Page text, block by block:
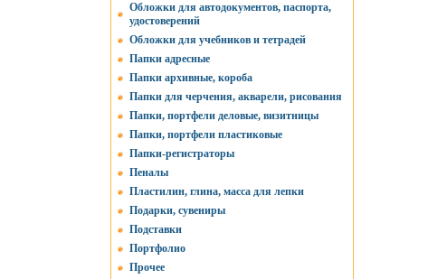
Обложки для автодокументов, паспорта,
удостоверений
Обложки для учебников и тетрадей
Папки адресные
Папки архивные, короба
Папки для черчения, акварели, рисования
Папки, портфели деловые, визитницы
Папки, портфели пластиковые
Папки-регистраторы
Пеналы
Пластилин, глина, масса для лепки
Подарки, сувениры
Подставки
Портфолио
Прочее